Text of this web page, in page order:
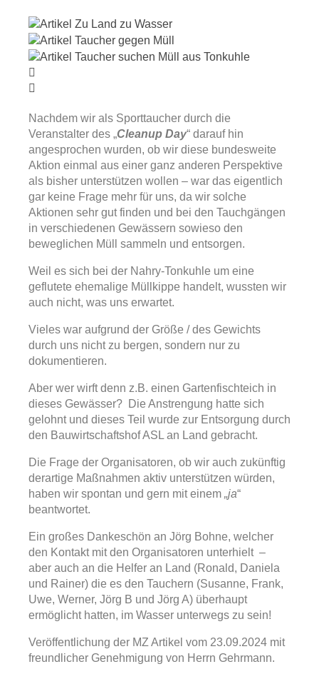
Nachdem wir als Sporttaucher durch die
Veranstalter des „Cleanup Day“ darauf hin
angesprochen wurden, ob wir diese bundesweite
Aktion einmal aus einer ganz anderen Perspektive
als bisher unterstützen wollen – war das eigentlich
gar keine Frage mehr für uns, da wir solche
Aktionen sehr gut finden und bei den Tauchgängen
in verschiedenen Gewässern sowieso den
beweglichen Müll sammeln und entsorgen.
Weil es sich bei der Nahry-Tonkuhle um eine
geflutete ehemalige Müllkippe handelt, wussten wir
auch nicht, was uns erwartet.
Vieles war aufgrund der Größe / des Gewichts
durch uns nicht zu bergen, sondern nur zu
dokumentieren.
Aber wer wirft denn z.B. einen Gartenfischteich in
dieses Gewässer? Die Anstrengung hatte sich
gelohnt und dieses Teil wurde zur Entsorgung durch
den Bauwirtschaftshof ASL an Land gebracht.
Die Frage der Organisatoren, ob wir auch zukünftig
derartige Maßnahmen aktiv unterstützen würden,
haben wir spontan und gern mit einem „ja“
beantwortet.
Ein großes Dankeschön an Jörg Bohne, welcher
den Kontakt mit den Organisatoren unterhielt –
aber auch an die Helfer an Land (Ronald, Daniela
und Rainer) die es den Tauchern (Susanne, Frank,
Uwe, Werner, Jörg B und Jörg A) überhaupt
ermöglicht hatten, im Wasser unterwegs zu sein!
Veröffentlichung der MZ Artikel vom 23.09.2024 mit
freundlicher Genehmigung von Herrn Gehrmann.